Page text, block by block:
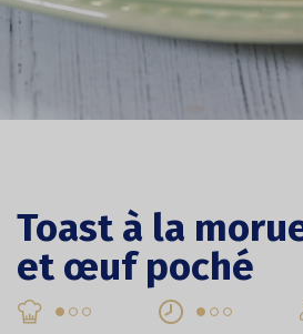
Toast à la
et œuf poché